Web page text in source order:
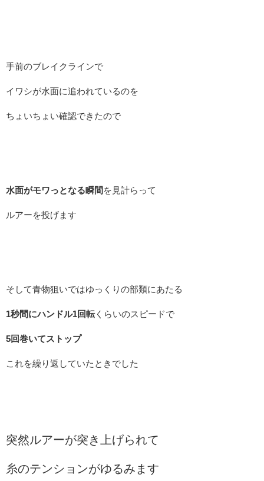
手前のブレイクラインで
イワシが水面に追われているのを
ちょいちょい確認できたので
水面がモワっとなる瞬間 を見計らって
ルアーを投げます
そして青物狙いではゆっくりの部類にあたる
1秒間にハンドル1回転くらいのスピードで
5回巻いてストップ
これを繰り返していたときでした
突然ルアーが突き上げられて
糸のテンションがゆるみます